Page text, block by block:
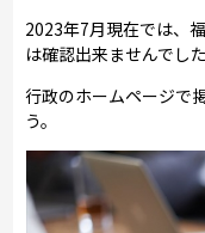
2023年7月現在では、
は確認出来ませんでした
行政のホームページで
う。